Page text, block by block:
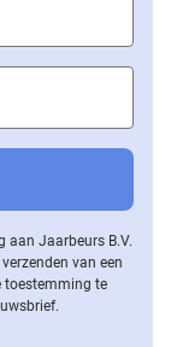
aan Jaarbeurs B.V.
van een
toestemming te